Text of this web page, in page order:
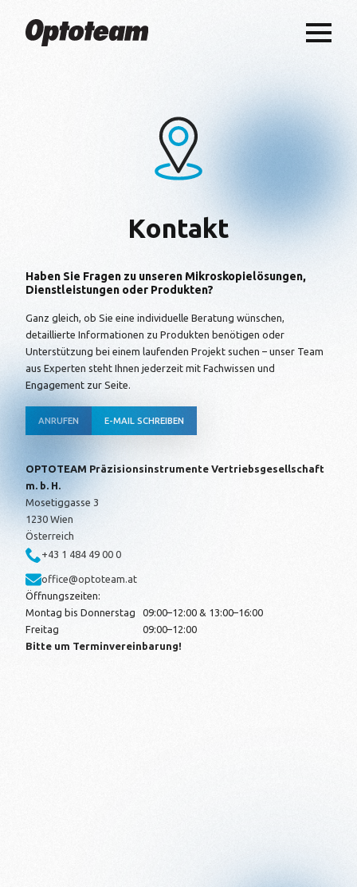
Kontakt
Haben Sie Fragen zu unseren Mikroskopielösungen,
Dienstleistungen oder Produkten?
Ganz gleich, ob Sie eine individuelle Beratung wünschen,
detaillierte Informationen zu Produkten benötigen oder
Unterstützung bei einem laufenden Projekt suchen – unser Team
aus Experten steht Ihnen jederzeit mit Fachwissen und
Engagement zur Seite.
ANRUFEN E-MAIL SCHREIBEN
OPTOTEAM Präzisionsinstrumente Vertriebsgesellschaft
m. b. H.
Mosetiggasse 3
1230 Wien
Österreich
+43 1 484 49 00 0
office@optoteam.at
Öffnungszeiten:
Montag bis Donnerstag
09:00–12:00 & 13:00–16:00
Freitag
09:00–12:00
Bitte um Terminvereinbarung!